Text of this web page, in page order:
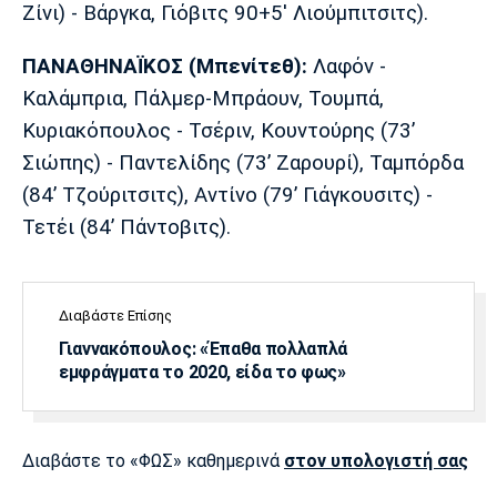
Zίνι) - Βάργκα, Γιόβιτς 90+5' Λιούμπιτσιτς).
ΠANAΘΗΝΑΪΚΟΣ (Μπενίτεθ): Λαφόν -
Καλάμπρια, Πάλμερ-Μπράουν, Τουμπά,
Κυριακόπουλος - Τσέριν, Κουντούρης (73’
Σιώπης) - Παντελίδης (73’ Ζαρουρί), Ταμπόρδα
(84’ Τζούριτσιτς), Αντίνο (79’ Γιάγκουσιτς) -
Τετέι (84’ Πάντοβιτς).
Διαβάστε Επίσης
Γιαννακόπουλος: «Έπαθα πολλαπλά
εμφράγματα το 2020, είδα το φως»
Διαβάστε το «ΦΩΣ» καθημερινά στον υπολογιστή σας